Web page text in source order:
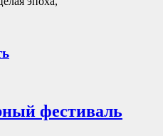
фестиваль